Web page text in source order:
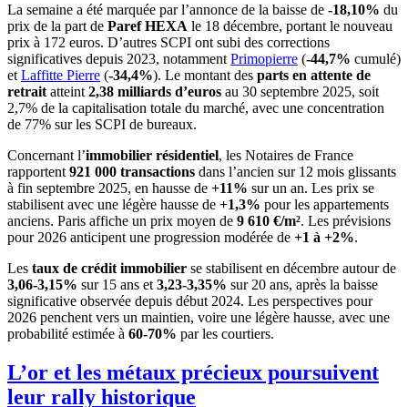
La semaine a été marquée par l’annonce de la baisse de -18,10% du
prix de la part de Paref HEXA le 18 décembre, portant le nouveau
prix à 172 euros. D’autres SCPI ont subi des corrections
significatives depuis 2023, notamment Primopierre (-44,7% cumulé)
et Laffitte Pierre (-34,4%). Le montant des parts en attente de
retrait atteint 2,38 milliards d’euros au 30 septembre 2025, soit
2,7% de la capitalisation totale du marché, avec une concentration
de 77% sur les SCPI de bureaux.
Concernant l’immobilier résidentiel, les Notaires de France
rapportent 921 000 transactions dans l’ancien sur 12 mois glissants
à fin septembre 2025, en hausse de +11% sur un an. Les prix se
stabilisent avec une légère hausse de +1,3% pour les appartements
anciens. Paris affiche un prix moyen de 9 610 €/m². Les prévisions
pour 2026 anticipent une progression modérée de +1 à +2%.
Les taux de crédit immobilier se stabilisent en décembre autour de
3,06-3,15% sur 15 ans et 3,23-3,35% sur 20 ans, après la baisse
significative observée depuis début 2024. Les perspectives pour
2026 penchent vers un maintien, voire une légère hausse, avec une
probabilité estimée à 60-70% par les courtiers.
L’or et les métaux précieux poursuivent
leur rally historique